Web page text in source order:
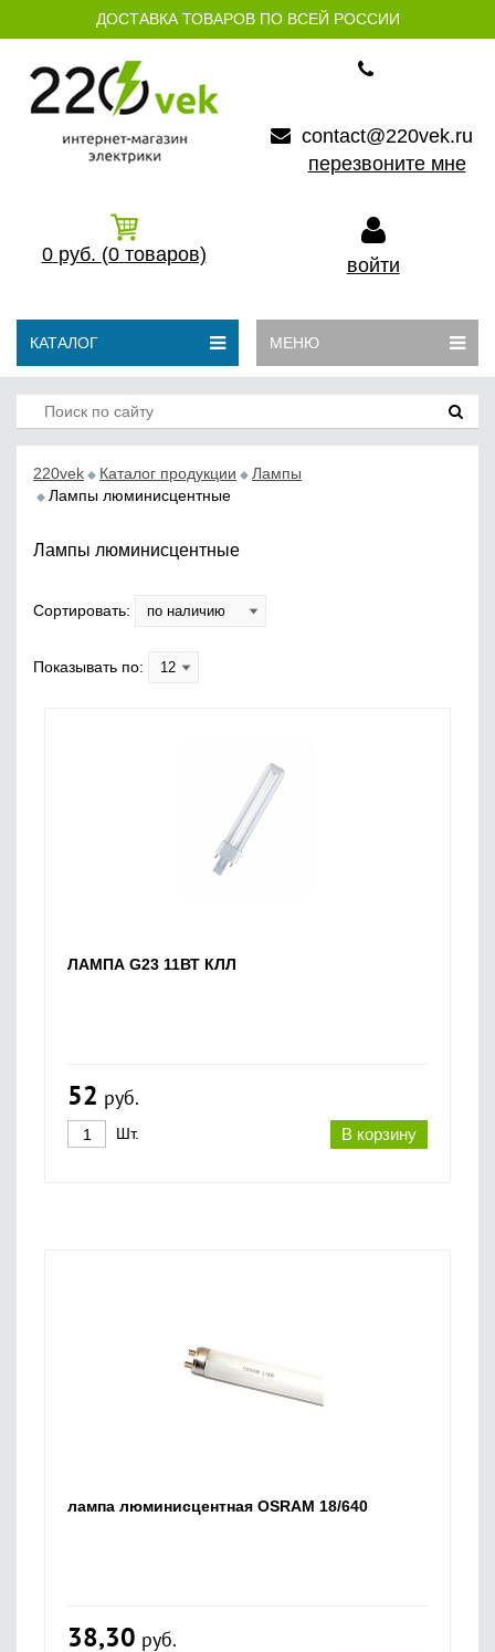
ДОСТАВКА ТОВАРОВ ПО ВСЕЙ РОССИИ
contact@220vek.ru
перезвоните мне
0 руб. (0 товаров) войти
КАТАЛОГ МЕНЮ
220vek Каталог продукции
Лампы
Лампы люминисцентные
Лампы люминисцентные
Сортировать:
Показывать по:
ЛАМПА G23 11ВТ КЛЛ
52 руб.
В корзину
Шт.
лампа люминисцентная OSRAM 18/640
38,30 руб.